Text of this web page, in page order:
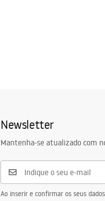
Newsletter
Mantenha-se atualizado com
Ao inserir e confirmar os seus